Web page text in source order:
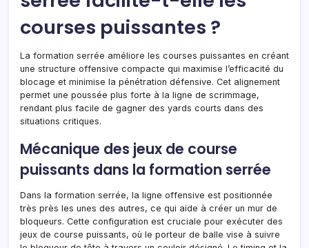
courses puissantes ?
La formation serrée améliore les courses puissantes en créant
une structure offensive compacte qui maximise l’efficacité du
blocage et minimise la pénétration défensive. Cet alignement
permet une poussée plus forte à la ligne de scrimmage,
rendant plus facile de gagner des yards courts dans des
situations critiques.
Mécanique des jeux de course
puissants dans la formation serrée
Dans la formation serrée, la ligne offensive est positionnée
très près les unes des autres, ce qui aide à créer un mur de
bloqueurs. Cette configuration est cruciale pour exécuter des
jeux de course puissants, où le porteur de balle vise à suivre